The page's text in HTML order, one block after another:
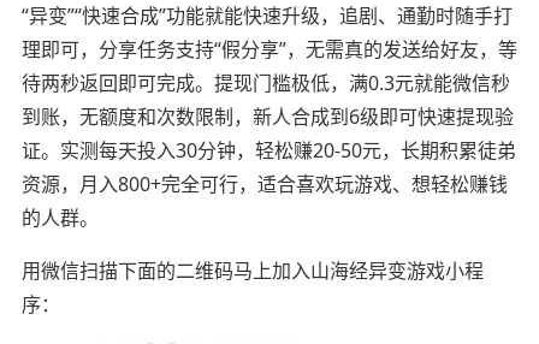
“异变”“快速合成”功能就能快速升级，追剧、通勤时随手打
理即可，分享任务支持“假分享”，无需真的发送给好友，等
待两秒返回即可完成。提现门槛极低，满0.3元就能微信秒
到账，无额度和次数限制，新人合成到6级即可快速提现验
证。实测每天投入30分钟，轻松赚20-50元，长期积累徒弟
资源，月入800+完全可行，适合喜欢玩游戏、想轻松赚钱
的人群。
用微信扫描下面的二维码马上加入山海经异变游戏小程
序：